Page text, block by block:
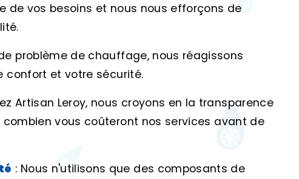
de vos besoins et nous nous efforçons de
problème de chauffage, nous réagissons
confort et votre sécurité.
Artisan Leroy, nous croyons en la transparence
vous coûteront nos services avant de
: Nous n'utilisons que des composants de